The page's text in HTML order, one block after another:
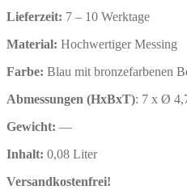
Lieferzeit: 7 – 10 Werktage
Material: Hochwertiger Messing
Farbe: Blau mit bronzefarbenen
Abmessungen (HxBxT): 7 x Ø
Gewicht: —
Inhalt: 0,08 Liter
Versandkostenfrei!